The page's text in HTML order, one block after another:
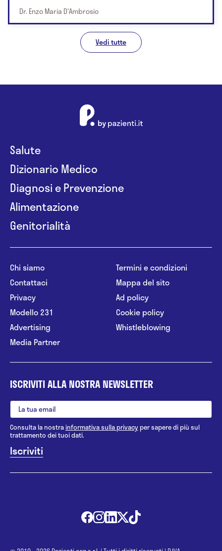
Dr. Enzo Maria D'Ambrosio
Vedi tutte
Salute
Dizionario Medico
Diagnosi e Prevenzione
Alimentazione
Genitorialità
Chi siamo
Contattaci
Privacy
Modello 231
Advertising
Media Partner
Termini e condizioni
Mappa del sito
Ad policy
Cookie policy
Whistleblowing
ISCRIVITI ALLA NOSTRA NEWSLETTER
Consulta la nostrainformativa sulla privacy per sapere di più sul
trattamento dei tuoi dati.